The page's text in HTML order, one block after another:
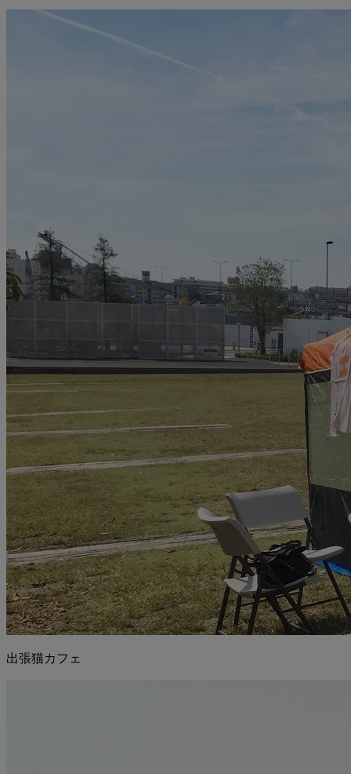
出張猫カフェ